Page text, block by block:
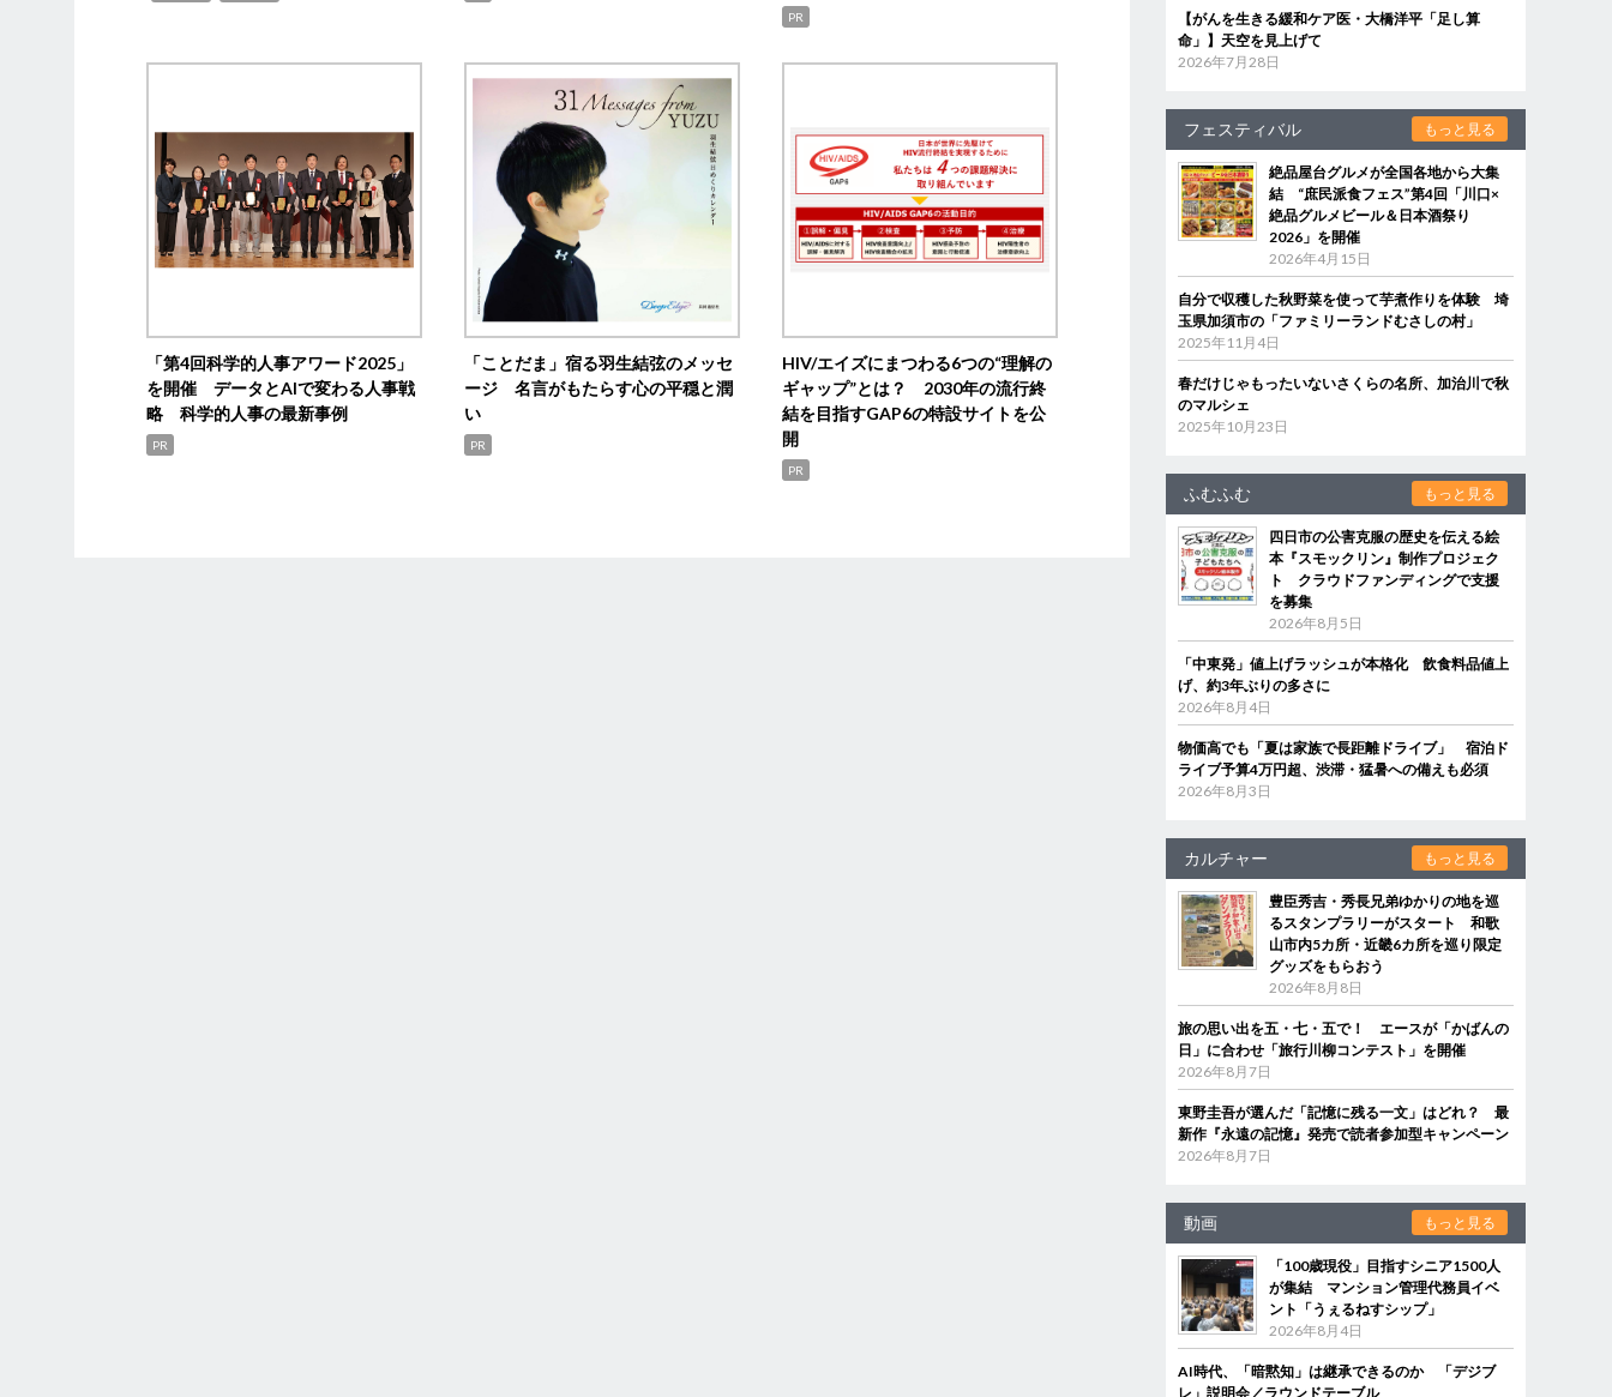
PR
「第4回科学的人事アワード2025」
を開催 データとAIで変わる人事戦
略 科学的人事の最新事例
PR
「ことだま」宿る羽生結弦のメッセ
ージ 名言がもたらす心の平穏と潤
い
PR
HIV/エイズにまつわる6つの“理解の
ギャップ”とは？ 2030年の流行終
結を目指すGAP6の特設サイトを公
開
PR
【がんを生きる緩和ケア医・大橋洋平「足し算
命」】天空を見上げて
2026年7月28日
フェスティバル もっと見る
絶品屋台グルメが全国各地から大集
結 “庶民派食フェス”第4回「川口×
絶品グルメビール＆日本酒祭り
2026」を開催
2026年4月15日
自分で収穫した秋野菜を使って芋煮作りを体験 埼
玉県加須市の「ファミリーランドむさしの村」
2025年11月4日
春だけじゃもったいないさくらの名所、加治川で秋
のマルシェ
2025年10月23日
ふむふむ もっと見る
四日市の公害克服の歴史を伝える絵
本『スモックリン』制作プロジェク
ト クラウドファンディングで支援
を募集
2026年8月5日
「中東発」値上げラッシュが本格化 飲食料品値上
げ、約3年ぶりの多さに
2026年8月4日
物価高でも「夏は家族で長距離ドライブ」 宿泊ド
ライブ予算4万円超、渋滞・猛暑への備えも必須
2026年8月3日
カルチャー もっと見る
豊臣秀吉・秀長兄弟ゆかりの地を巡
るスタンプラリーがスタート 和歌
山市内5カ所・近畿6カ所を巡り限定
グッズをもらおう
2026年8月8日
旅の思い出を五・七・五で！ エースが「かばんの
日」に合わせ「旅行川柳コンテスト」を開催
2026年8月7日
東野圭吾が選んだ「記憶に残る一文」はどれ？ 最
新作『永遠の記憶』発売で読者参加型キャンペーン
2026年8月7日
動画 もっと見る
「100歳現役」目指すシニア1500人
が集結 マンション管理代務員イベ
ント「うぇるねすシップ」
2026年8月4日
AI時代、「暗黙知」は継承できるのか 「デジブ
レ」説明会／ラウンドテーブル